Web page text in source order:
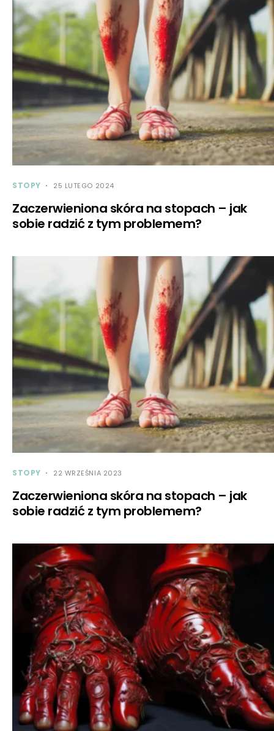
STOPY 25 LUTEGO 2024
Zaczerwieniona skóra na stopach – jak
sobie radzić z tym problemem?
STOPY 22 WRZEŚNIA 2023
Zaczerwieniona skóra na stopach – jak
sobie radzić z tym problemem?